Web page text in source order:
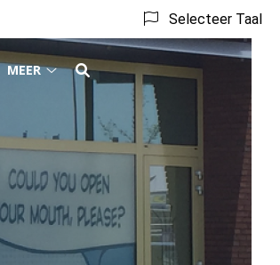
Selecteer Taal
MEER
Meer
submenu